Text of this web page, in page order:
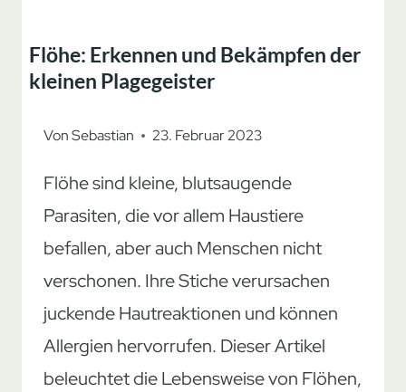
Flöhe: Erkennen und Bekämpfen der
kleinen Plagegeister
VonSebastian 23. Februar 2023
Flöhe sind kleine, blutsaugende
Parasiten, die vor allem Haustiere
befallen, aber auch Menschen nicht
verschonen. Ihre Stiche verursachen
juckende Hautreaktionen und können
Allergien hervorrufen. Dieser Artikel
beleuchtet die Lebensweise von Flöhen,